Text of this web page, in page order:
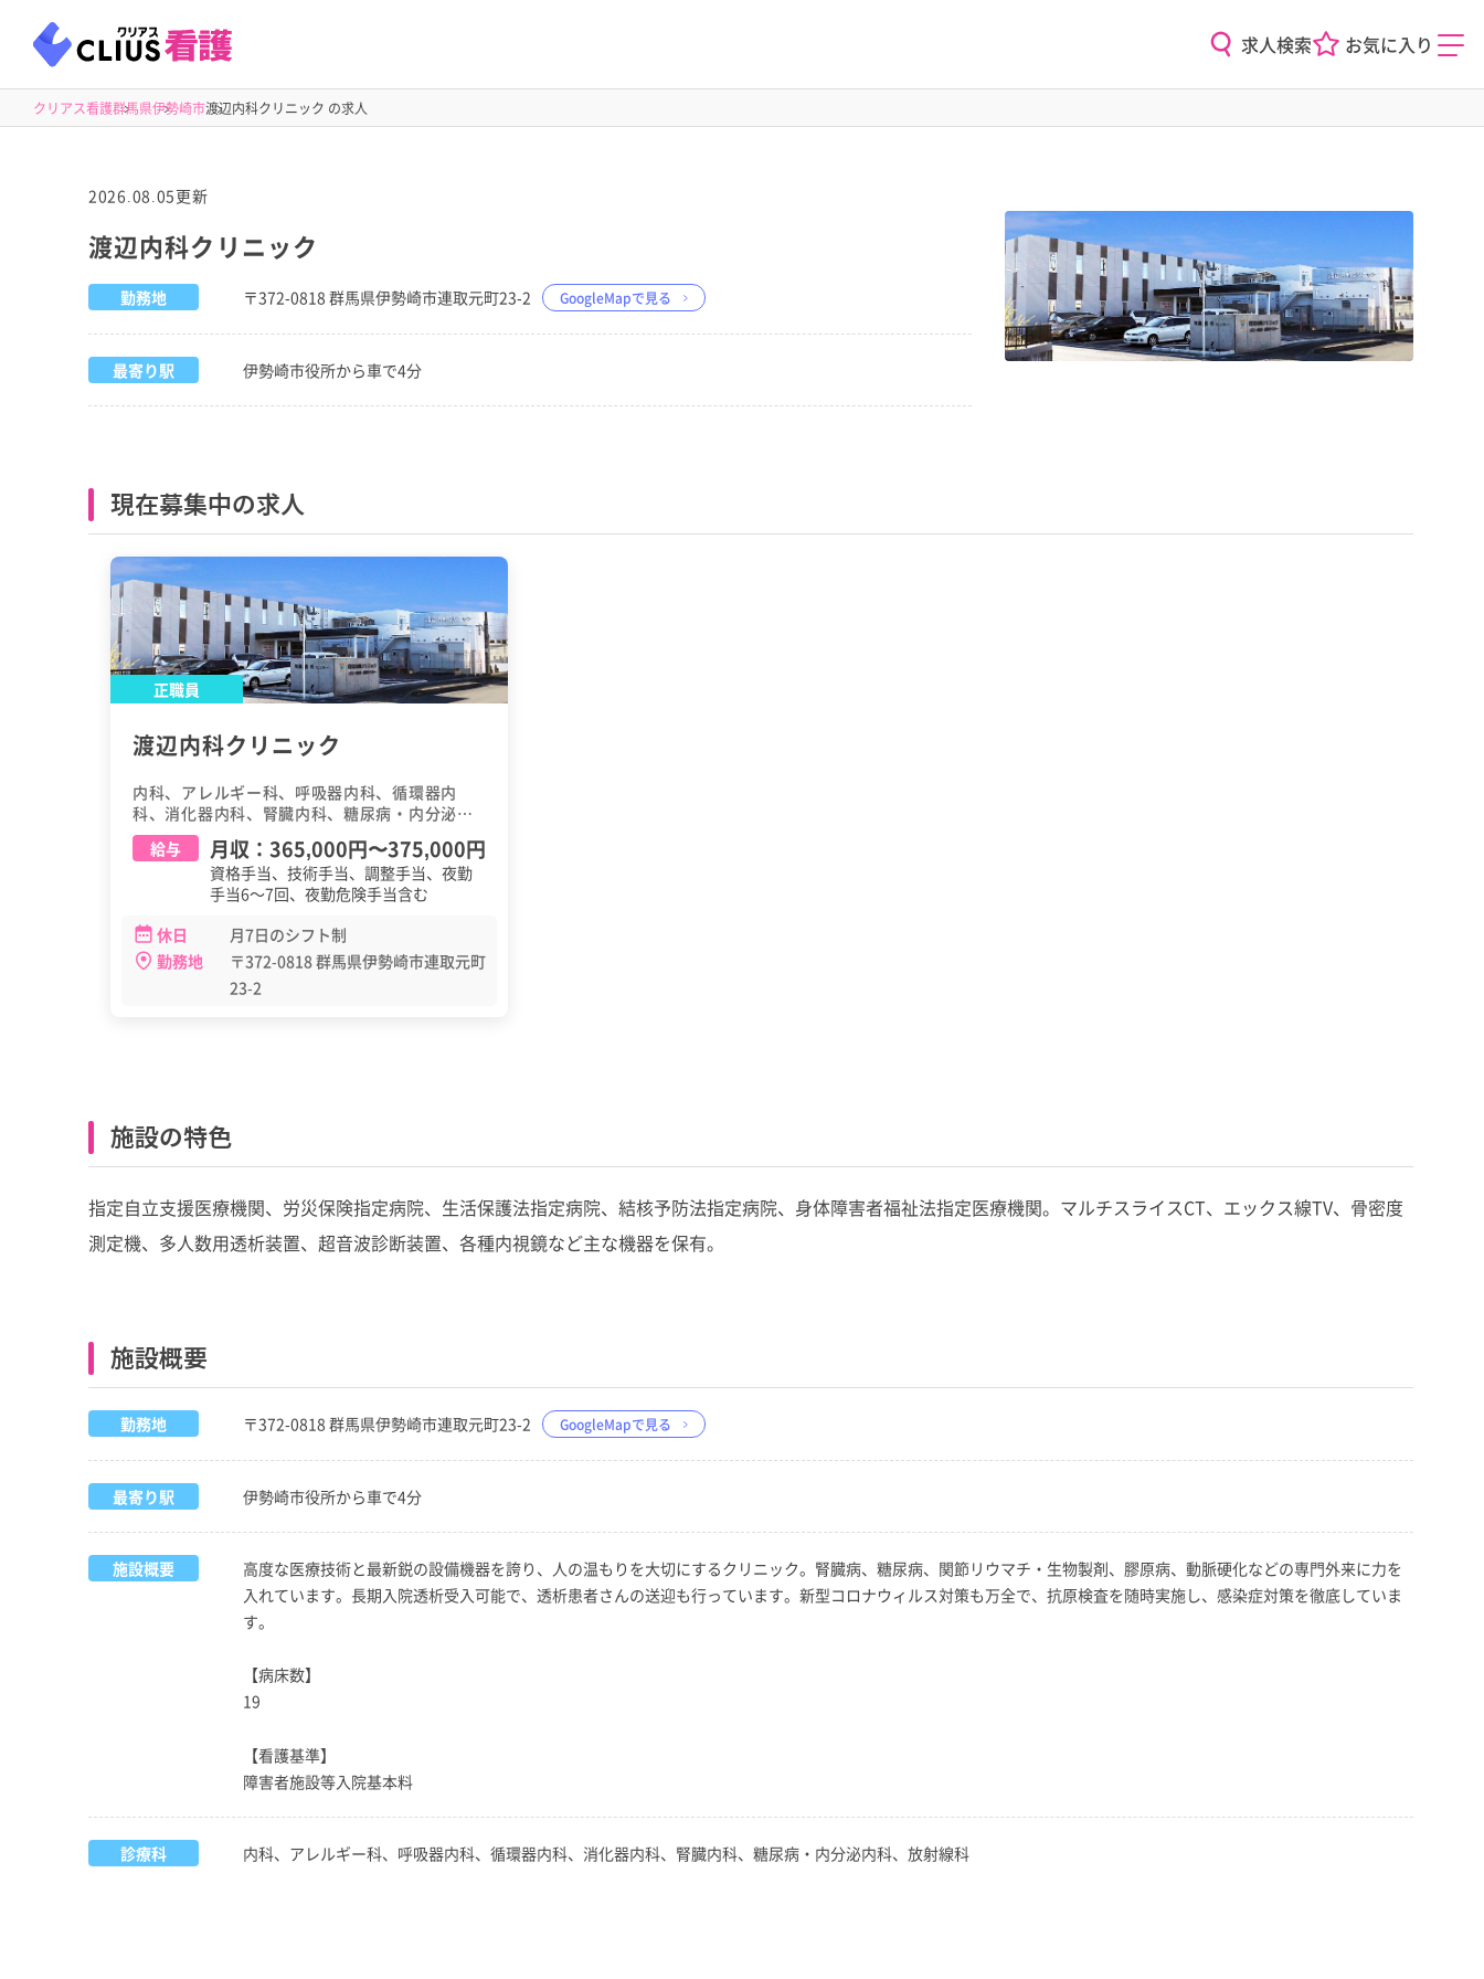
求人検索 お気に入り
クリアス看護群馬県伊勢崎市渡辺内科クリニック の求人
2026.08.05更新
渡辺内科クリニック
勤務地 〒372-0818 群馬県伊勢崎市連取元町23-2 GoogleMapで見る
最寄り駅 伊勢崎市役所から車で4分
現在募集中の求人
正職員
渡辺内科クリニック
内科、アレルギー科、呼吸器内科、循環器内
科、消化器内科、腎臓内科、糖尿病・内分泌内
科、放射線科
給与 月収： 365,000円〜375,000円
資格手当、技術手当、調整手当、夜勤
手当6～7回、夜勤危険手当含む
休日
月7日のシフト制
勤務地
〒372-0818 群馬県伊勢崎市連取元町
23-2
施設の特色
指定自立支援医療機関、労災保険指定病院、生活保護法指定病院、結核予防法指定病院、身体障害者福祉法指定医療機関。マルチスライスCT、エックス線TV、骨密度
測定機、多人数用透析装置、超音波診断装置、各種内視鏡など主な機器を保有。
施設概要
勤務地 〒372-0818 群馬県伊勢崎市連取元町23-2 GoogleMapで見る
最寄り駅 伊勢崎市役所から車で4分
施設概要
高度な医療技術と最新鋭の設備機器を誇り、人の温もりを大切にするクリニック。腎臓病、糖尿病、関節リウマチ・生物製剤、膠原病、動脈硬化などの専門外来に力を
入れています。長期入院透析受入可能で、透析患者さんの送迎も行っています。新型コロナウィルス対策も万全で、抗原検査を随時実施し、感染症対策を徹底していま
す。
【病床数】
19
【看護基準】
障害者施設等入院基本料
診療科 内科、アレルギー科、呼吸器内科、循環器内科、消化器内科、腎臓内科、糖尿病・内分泌内科、放射線科